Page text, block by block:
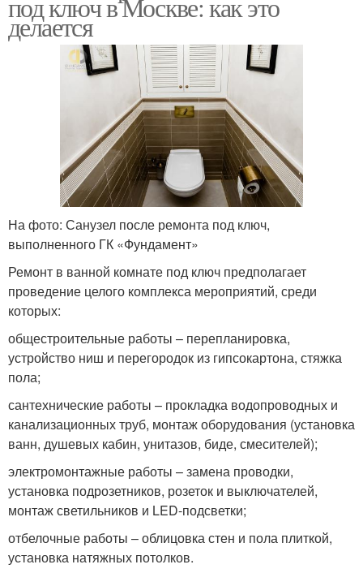
делается
На фото: Санузел после ремонта под ключ,
выполненного ГК «Фундамент»
Ремонт в ванной комнате под ключ предполагает
проведение целого комплекса мероприятий, среди
которых:
общестроительные работы – перепланировка,
устройство ниш и перегородок из гипсокартона, стяжка
пола;
сантехнические работы – прокладка водопроводных и
канализационных труб, монтаж оборудования (установка
ванн, душевых кабин, унитазов, биде, смесителей);
электромонтажные работы – замена проводки,
установка подрозетников, розеток и выключателей,
монтаж светильников и LED-подсветки;
отбелочные работы – облицовка стен и пола плиткой,
установка натяжных потолков.